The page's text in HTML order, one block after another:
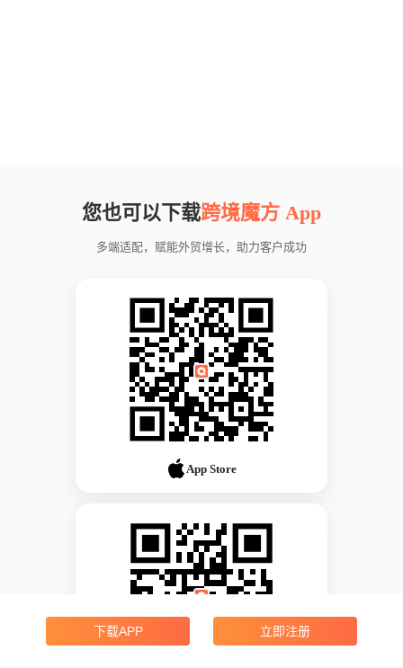
您也可以下载跨境魔方 App
多端适配，赋能外贸增长，助力客户成功
App Store
下载APP 立即注册